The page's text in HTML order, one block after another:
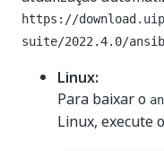
https://
suite/2022.4.0/
Linux:
Para baixar o
Linux, execute